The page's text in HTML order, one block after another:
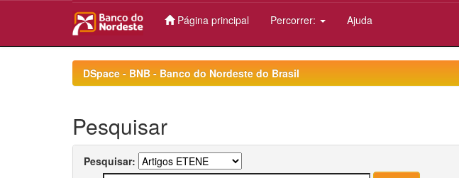
Página principal Percorrer: Ajuda
DSpace - BNB - Banco do Nordeste do Brasil
Pesquisar
Pesquisar: